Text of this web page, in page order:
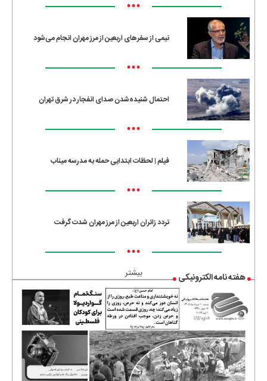
•••
نیمی از سفرهای اربعین از مرز مهران انجام می‌شود
•••
احتمال شنیده‌شدن صدای انفجار در شرق تهران
•••
فیلم | لحظات ابتدایی حمله به مدرسه میناب
•••
تردد زائران اربعین از مرز مهران شدت گرفت
•••
بیشتر هفته نامه الکترونیکی